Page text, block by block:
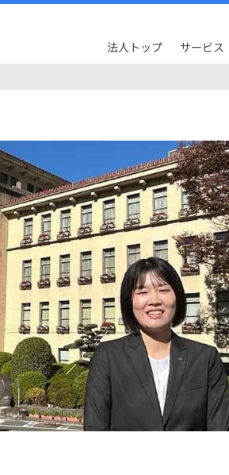
法人トップ サービス